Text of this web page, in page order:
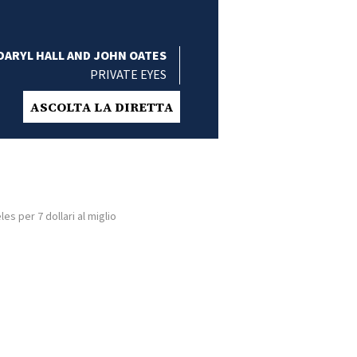
HALL AND JOHN OATES
PRIVATE EYES
ASCOLTA LA DIRETTA
per 7 dollari al miglio